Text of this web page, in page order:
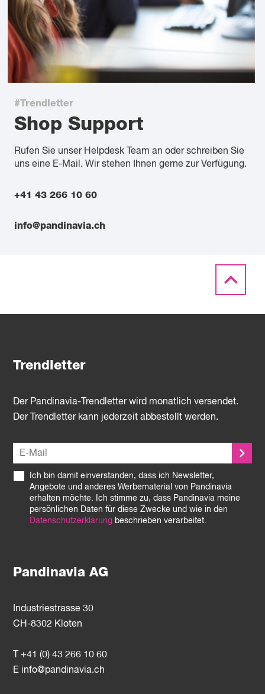
#Trendletter
Shop Support
Rufen Sie unser Helpdesk Team an oder schreiben Sie
uns eine E-Mail. Wir stehen Ihnen gerne zur Verfügung.
+41 43 266 10 60
info@pandinavia.ch
Pandinavia AG
Industriestrasse 30
CH-8302 Kloten
T +41 (0) 43 266 10 60
E info@pandinavia.ch
Trendletter
Der Pandinavia-Trendletter wird monatlich versendet.
Der Trendletter kann jederzeit abbestellt werden.
Ich bin damit einverstanden, dass ich Newsletter,
Angebote und anderes Werbematerial von Pandinavia
erhalten möchte. Ich stimme zu, dass Pandinavia meine
persönlichen Daten für diese Zwecke und wie in den
Datenschutzerklärung beschrieben verarbeitet.